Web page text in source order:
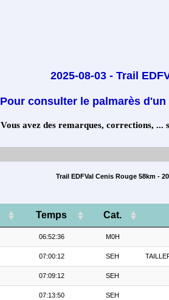
2025-08-03 - Trail
Pour consulter le palmarès
Vous avez des remarques, corrections, ...
Trail EDFVal Cenis Rouge 58km -
Temps Cat.
06:52:36 M0H
07:00:12 SEH
07:09:12 SEH
07:13:50 SEH